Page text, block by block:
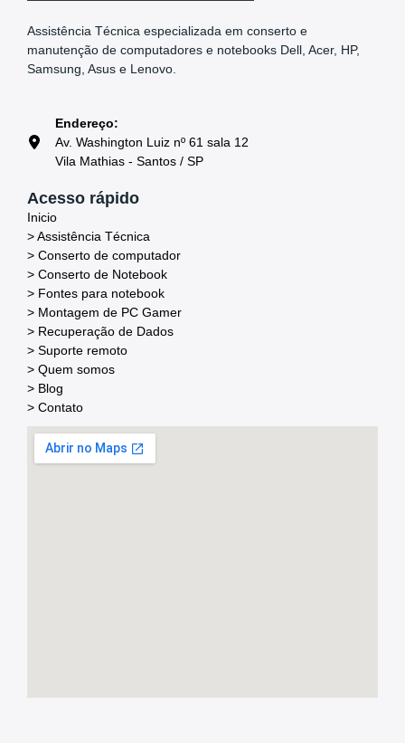
Assistência Técnica especializada em conserto e
manutenção de computadores e notebooks Dell, Acer, HP,
Samsung, Asus e Lenovo.
Endereço:
Av. Washington Luiz nº 61 sala 12
Vila Mathias - Santos / SP
Acesso rápido
Inicio
> Assistência Técnica
> Conserto de computador
> Conserto de Notebook
> Fontes para notebook
> Montagem de PC Gamer
> Recuperação de Dados
> Suporte remoto
> Quem somos
> Blog
> Contato